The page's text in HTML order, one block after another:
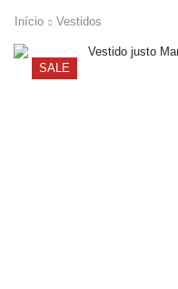
Início Vestidos
SALE